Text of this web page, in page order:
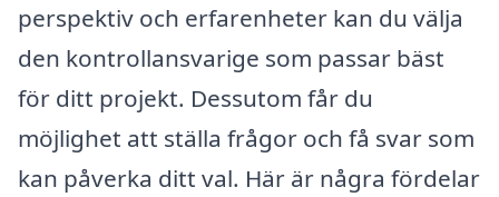
perspektiv och erfarenheter kan du välja
den kontrollansvarige som passar bäst
för ditt projekt. Dessutom får du
möjlighet att ställa frågor och få svar som
kan påverka ditt val. Här är några fördelar